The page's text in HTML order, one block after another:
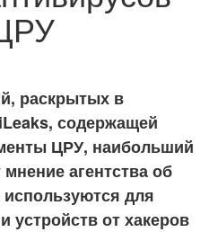
раскрытых в
содержащей
ЦРУ, наибольший
агентства об
для
от хакеров